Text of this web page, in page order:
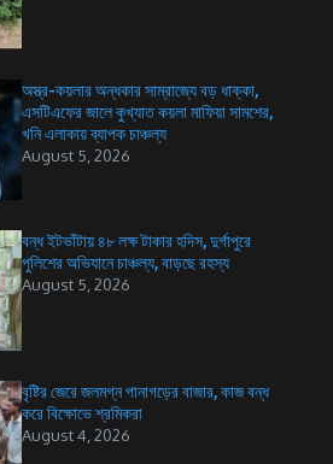
অস্ত্র-কয়লার অন্ধকার সাম্রাজ্যে বড় ধাক্কা,
এসটিএফের জালে কুখ্যাত কয়লা মাফিয়া সামশের,
খনি এলাকায় ব্যাপক চাঞ্চল্য
August 5, 2026
বন্ধ ইটভাঁটায় ৪৮ লক্ষ টাকার হদিস, দুর্গাপুরে
পুলিশের অভিযানে চাঞ্চল্য, বাড়ছে রহস্য
August 5, 2026
বৃষ্টির জেরে জলমগ্ন পানাগড়ের বাজার, কাজ বন্ধ
করে বিক্ষোভে শ্রমিকরা
August 4, 2026